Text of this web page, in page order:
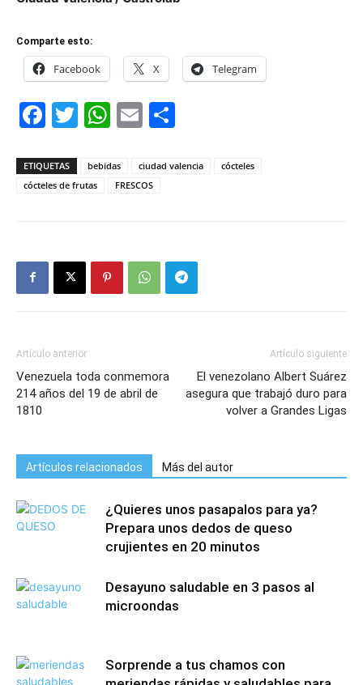
Comparte esto:
Facebook X Telegram
Facebook
Twitter
WhatsApp
Email
ETIQUETAS bebidas ciudad valencia
cócteles
cócteles de frutas
FRESCOS
Artículo anterior
Venezuela toda conmemora
214 años del 19 de abril de
1810
Artículo siguiente
El venezolano Albert Suárez
asegura que trabajó duro para
volver a Grandes Ligas
Artículos relacionados Más del autor
¿Quieres unos pasapalos para ya?
Prepara unos dedos de queso
crujientes en 20 minutos
Desayuno saludable en 3 pasos al
microondas
Sorprende a tus chamos con